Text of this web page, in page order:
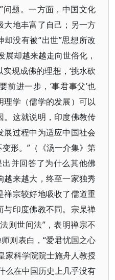
问题。一方面，中国文化
大地丰富了自己；另一方
没有被“出世”思想所改
展却越来越走向世俗化，
现成佛的理想，‘挑水砍
前进一步，‘事君事父’也
学（儒学的发展）可以
。这就说明，印度佛教传
展过程中为适应中国社会
形。”（《汤一介集》第
并回答了为什么其他佛
来越大，终至一家独秀
禅宗较好地吸收了儒道重
与印度佛教不同。宗杲禅
则世间法”，表明禅宗不
则表白，“爱君忧国之心
家科学院院士施舟人教授
么在中国历史上几乎没有